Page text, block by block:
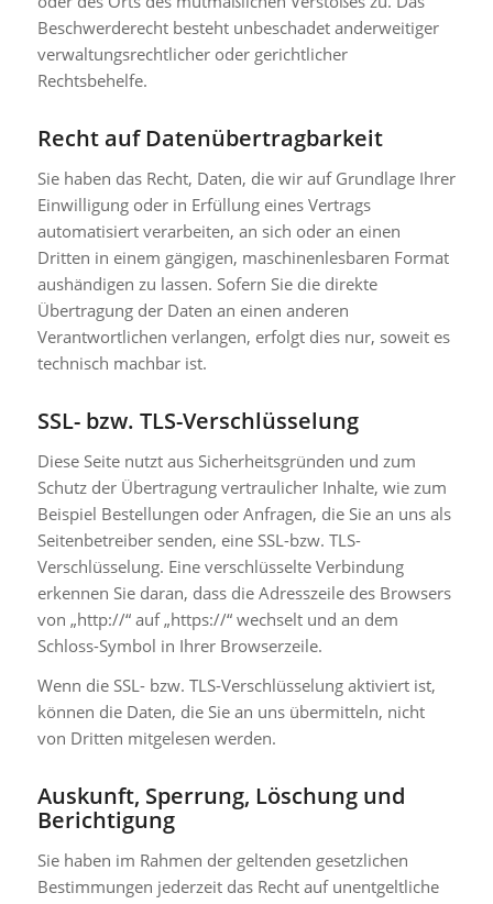
Beschwerderecht besteht unbeschadet anderweitiger
verwaltungsrechtlicher oder gerichtlicher
Rechtsbehelfe.
Recht auf Datenübertragbarkeit
Sie haben das Recht, Daten, die wir auf Grundlage Ihrer
Einwilligung oder in Erfüllung eines Vertrags
automatisiert verarbeiten, an sich oder an einen
Dritten in einem gängigen, maschinenlesbaren Format
aushändigen zu lassen. Sofern Sie die direkte
Übertragung der Daten an einen anderen
Verantwortlichen verlangen, erfolgt dies nur, soweit es
technisch machbar ist.
SSL- bzw. TLS-Verschlüsselung
Diese Seite nutzt aus Sicherheitsgründen und zum
Schutz der Übertragung vertraulicher Inhalte, wie zum
Beispiel Bestellungen oder Anfragen, die Sie an uns als
Seitenbetreiber senden, eine SSL-bzw. TLS-
Verschlüsselung. Eine verschlüsselte Verbindung
erkennen Sie daran, dass die Adresszeile des Browsers
von „http://“ auf „https://“ wechselt und an dem
Schloss-Symbol in Ihrer Browserzeile.
Wenn die SSL- bzw. TLS-Verschlüsselung aktiviert ist,
können die Daten, die Sie an uns übermitteln, nicht
von Dritten mitgelesen werden.
Auskunft, Sperrung, Löschung und
Berichtigung
Sie haben im Rahmen der geltenden gesetzlichen
Bestimmungen jederzeit das Recht auf unentgeltliche